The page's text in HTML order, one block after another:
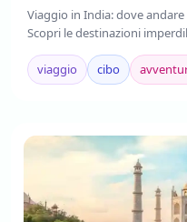
Viaggio in India: dove
Scopri le destinazioni
viaggio cibo